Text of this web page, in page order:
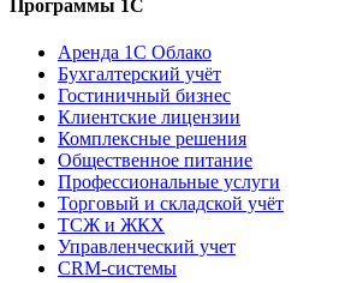
Программы 1С
Аренда 1С Облако
Бухгалтерский учёт
Гостиничный бизнес
Клиентские лицензии
Комплексные решения
Общественное питание
Профессиональные услуги
Торговый и складской учёт
ТСЖ и ЖКХ
Управленческий учет
CRM-системы